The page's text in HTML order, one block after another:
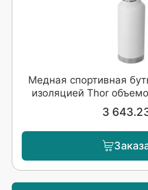
Медная спортивная
изоляцией Thor
3